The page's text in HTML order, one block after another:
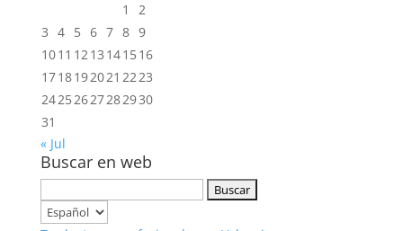
1
2
3 4 5 6 7 8 9
1011 1213 141516
1718192021 2223
24252627282930
31
« Jul
Buscar en web
Elegir